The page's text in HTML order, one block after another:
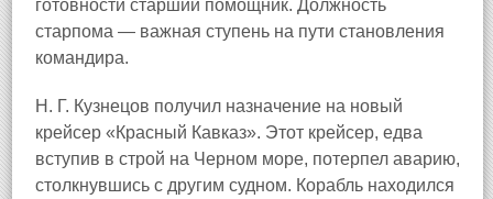
готовности старший помощник. Должность
старпома — важная ступень на пути становления
командира.
Н. Г. Кузнецов получил назначение на новый
крейсер «Красный Кавказ». Этот крейсер, едва
вступив в строй на Черном море, потерпел аварию,
столкнувшись с другим судном. Корабль находился